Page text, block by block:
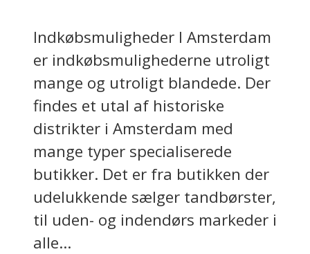
Indkøbsmuligheder I Amsterdam
er indkøbsmulighederne utroligt
mange og utroligt blandede. Der
findes et utal af historiske
distrikter i Amsterdam med
mange typer specialiserede
butikker. Det er fra butikken der
udelukkende sælger tandbørster,
til uden- og indendørs markeder i
alle...